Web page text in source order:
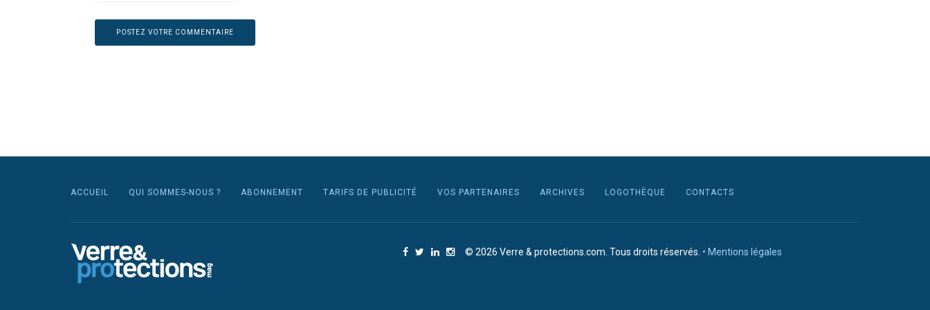
ACCUEIL QUI SOMMES-NOUS ? ABONNEMENT TARIFS DE PUBLICITÉ VOS PARTENAIRES ARCHIVES LOGOTHÈQUE CONTACTS
© 2026 Verre & protections.com. Tous droits réservés. • Mentions légales